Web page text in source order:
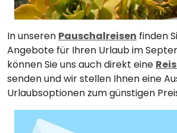
In unseren Pauschalreisen finden
Angebote für Ihren Urlaub im
können Sie uns auch direkt eine
senden und wir stellen Ihnen eine
Urlaubsoptionen zum günstigen